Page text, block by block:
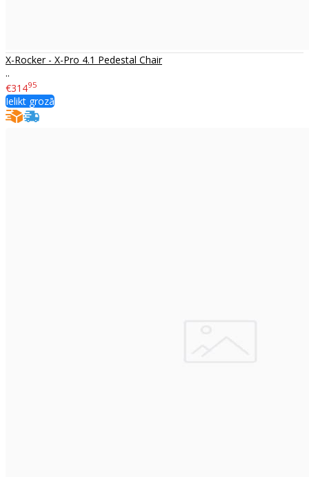
X-Rocker - X-Pro 4.1 Pedestal Chair
..
€31495
Ielikt grozā